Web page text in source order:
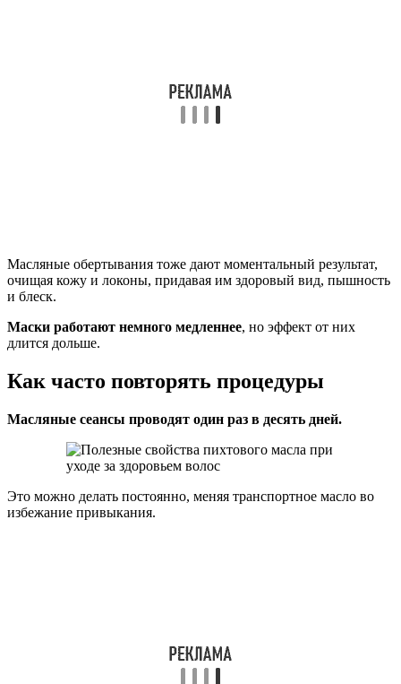
Масляные обертывания тоже дают моментальный результат,
очищая кожу и локоны, придавая им здоровый вид, пышность
и блеск.
Маски работают немного медленнее, но эффект от них
длится дольше.
Как часто повторять процедуры
Масляные сеансы проводят один раз в десять дней.
Это можно делать постоянно, меняя транспортное масло во
избежание привыкания.